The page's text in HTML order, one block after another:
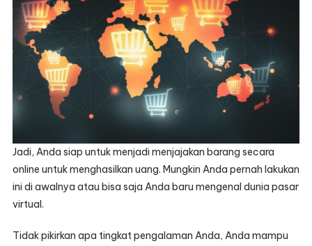
Jadi, Anda siap untuk menjadi menjajakan barang secara
online untuk menghasilkan uang. Mungkin Anda pernah lakukan
ini di awalnya atau bisa saja Anda baru mengenal dunia pasar
virtual.
Tidak pikirkan apa tingkat pengalaman Anda, Anda mampu